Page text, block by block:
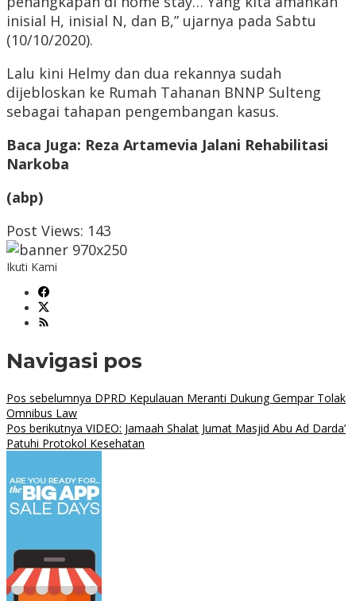
inisial H, inisial N, dan B,” ujarnya pada Sabtu
(10/10/2020).
Lalu kini Helmy dan dua rekannya sudah
dijebloskan ke Rumah Tahanan BNNP Sulteng
sebagai tahapan pengembangan kasus.
Baca Juga: Reza Artamevia Jalani Rehabilitasi
Narkoba
(abp)
Post Views: 143
Ikuti Kami
Navigasi pos
Pos sebelumnya DPRD Kepulauan Meranti Dukung Gempar Tolak
Omnibus Law
Pos berikutnya VIDEO: Jamaah Shalat Jumat Masjid Abu Ad Darda’
Patuhi Protokol Kesehatan